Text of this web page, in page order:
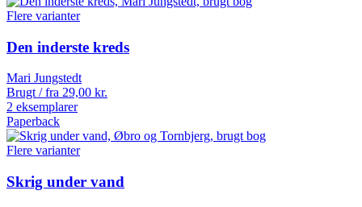
Flere varianter
Den inderste kreds
Mari Jungstedt
Brugt / fra 29,00 kr.
2 eksemplarer
Paperback
Flere varianter
Skrig under vand